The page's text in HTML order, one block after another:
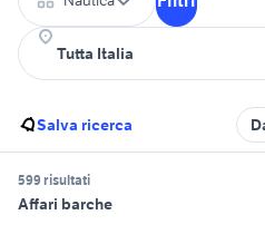
Salva ricerca
599 risultati
Affari barche